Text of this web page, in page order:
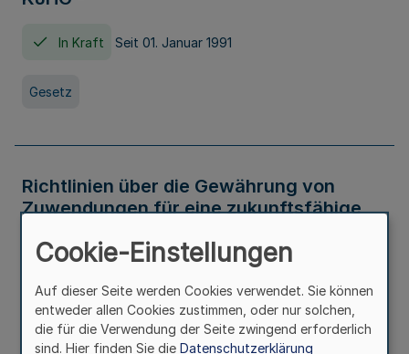
In Kraft Seit 01. Januar 1991
Gesetz
Richtlinien über die Gewährung von
Zuwendungen für eine zukunftsfähige
Nordrhein-Westfalen
In Kraft
Verwaltungsvorschrift
Cookie-Einstellungen
Auf dieser Seite werden Cookies verwendet. Sie können
entweder allen Cookies zustimmen, oder nur solchen,
die für die Verwendung der Seite zwingend erforderlich
sind. Hier finden Sie die Datenschutzerklärung